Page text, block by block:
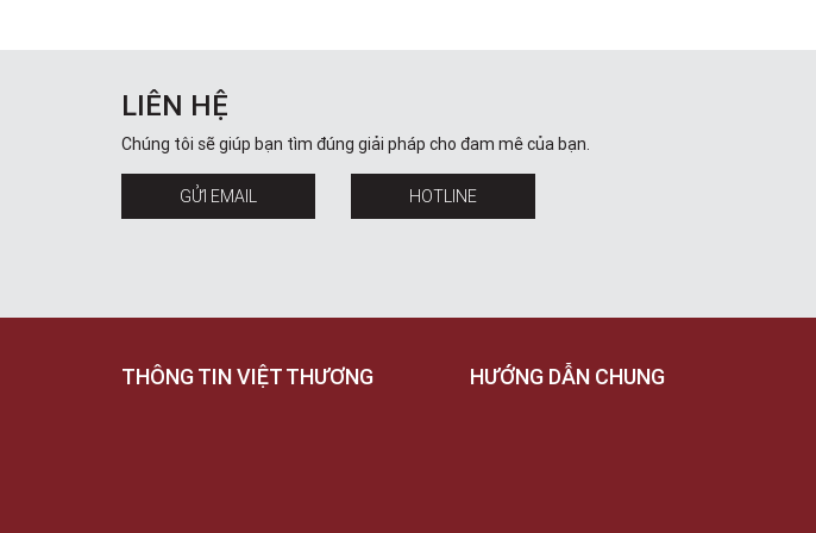
LIÊN HỆ
Chúng tôi sẽ giúp bạn tìm đúng giải pháp cho đam mê của bạn.
GỬI EMAIL HOTLINE
THÔNG TIN VIỆT THƯƠNG HƯỚNG DẪN CHUNG